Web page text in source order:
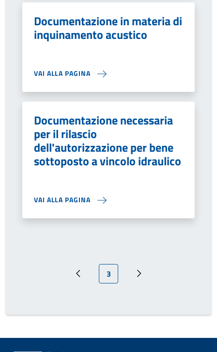
Documentazione in materia di
inquinamento acustico
VAI ALLA PAGINA
Documentazione necessaria
per il rilascio
dell'autorizzazione per bene
sottoposto a vincolo idraulico
VAI ALLA PAGINA
Pagina precedente
Pagina attuale
3 Prossima pagina